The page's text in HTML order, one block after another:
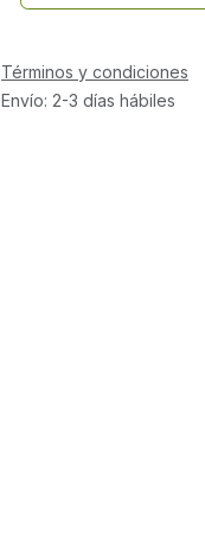
Términos y condiciones
Envío: 2-3 días hábiles